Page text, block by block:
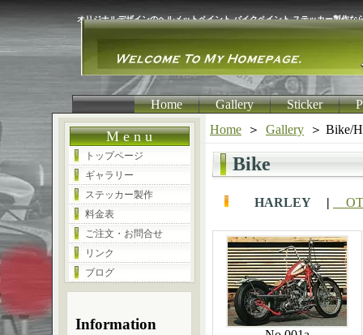
オリジナルデザインのヘルメットペイント,バイクペイント,ステッカー製作な
Home Gallery Sticker
Home
＞ Gallery ＞ Bike/
Bike
HARLEY |
M e n u
トップページ
ギャラリー
ステッカー製作
料金表
ご注文・お問合せ
リンク
ブログ
Information